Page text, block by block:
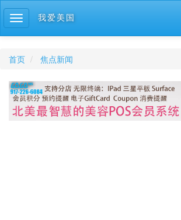
Toggle
navigation
我爱美国
首页 焦点新闻